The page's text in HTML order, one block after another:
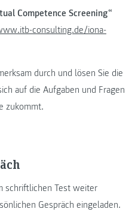
Competence Screening“
consulting.de/iona-
durch und lösen Sie die
auf die Aufgaben und Fragen
zukommt.
schriftlichen Test weiter
Gespräch eingeladen.